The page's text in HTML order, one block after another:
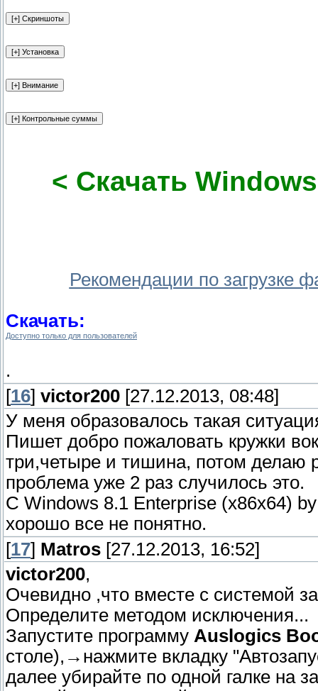
< Скачать
Рекомендации по загрузке
Скачать:
Доступно только для пользователей
.
[16] victor200 [27.12.2013, 08:48]
У меня образовалось такая
Пишет добро пожаловать кружки
три,четыре и тишина, потом делаю
проблема уже 2 раз случилось это.
C Windows 8.1 Enterprise (x86x64)
хорошо все не понятно.
[17] Matros [27.12.2013, 16:52]
victor200,
Очевидно ,что вместе с системой
Определите методом исключения...
Запустите программу Auslogics
столе),→нажмите вкладку
далее убирайте по одной галке на